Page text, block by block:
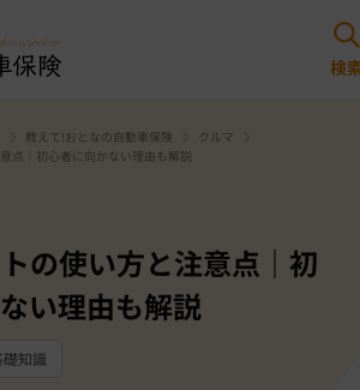
教えて!おとなの自動車保険
クルマ
点｜初心者に向かない理由も解説
の使い方と注意点｜初
い理由も解説
知識